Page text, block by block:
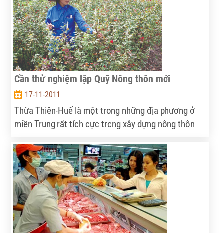
Cần thử nghiệm lập Quỹ Nông thôn mới
17-11-2011
Thừa Thiên-Huế là một trong những địa phương ở
miền Trung rất tích cực trong xây dựng nông thôn
Phó Chủ tịch UBND tỉnh về chương trình này.